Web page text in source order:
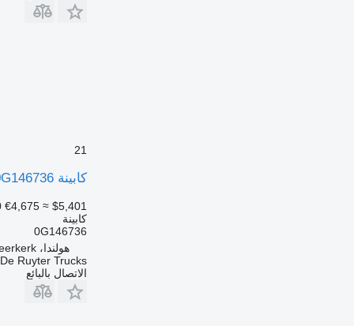
21
كابينة DAF CF 260 FA CHASSIS E EURO 6 0G146736 لـ DAF
€4,675 ≈ $5,401
كابينة
0G146736
هولندا، Meerkerk
De Ruyter Trucks
الاتصال بالبائع